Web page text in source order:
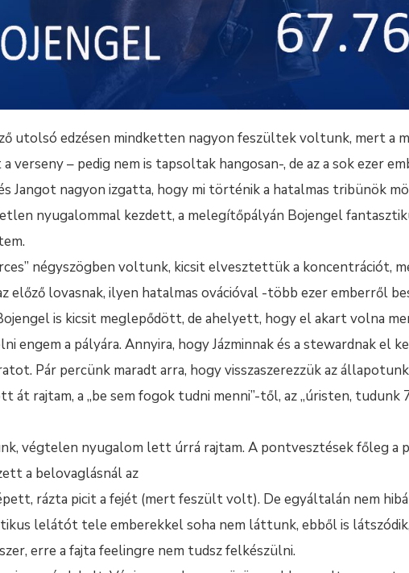
utolsó edzésen mindketten nagyon feszültek voltunk, mert a
verseny – pedig nem is tapsoltak hangosan-, de az a sok ezer
Jangot nagyon izgatta, hogy mi történik a hatalmas tribünök
nyugalommal kezdett, a melegítőpályán Bojengel
négyszögben voltunk, kicsit elvesztettük a koncentrációt,
előző lovasnak, ilyen hatalmas ovációval -több ezer emberről
is kicsit meglepődött, de ahelyett, hogy el akart volna
engem a pályára. Annyira, hogy Jázminnak és a stewardnak el
Pár percünk maradt arra, hogy visszaszerezzük az
át rajtam, a „be sem fogok tudni menni”-től, az „úristen, tudunk
végtelen nyugalom lett úrrá rajtam. A pontvesztések főleg a
a belovaglásnál az
rázta picit a fejét (mert feszült volt). De egyáltalán nem
lelátót tele emberekkel soha nem láttunk, ebből is
erre a fajta feelingre nem tudsz felkészülni.